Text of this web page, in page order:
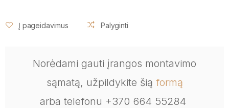
Į pageidavimus Palyginti
Norėdami gauti įrangos montavimo
sąmatą, užpildykite šią formą
arba telefonu +370 664 55284